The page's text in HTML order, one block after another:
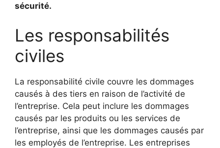
sécurité.
Les responsabilités
civiles
La responsabilité civile couvre les dommages
causés à des tiers en raison de l’activité de
l’entreprise. Cela peut inclure les dommages
causés par les produits ou les services de
l’entreprise, ainsi que les dommages causés par
les employés de l’entreprise. Les entreprises